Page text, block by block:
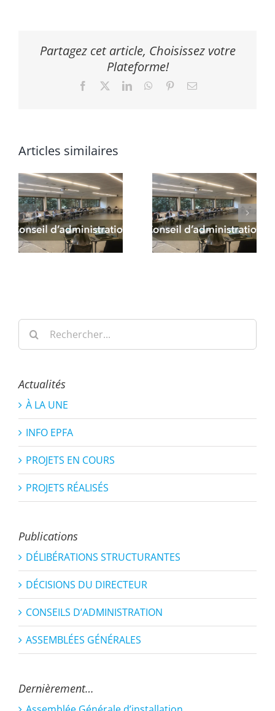
Partagez cet article, Choisissez votre
Plateforme!
Facebook LinkedInWhatsApp
PinterestEmail
Articles similaires
Rechercher:
Actualités
À LA UNE
INFO EPFA
PROJETS EN COURS
PROJETS RÉALISÉS
Publications
DÉLIBÉRATIONS STRUCTURANTES
DÉCISIONS DU DIRECTEUR
CONSEILS D’ADMINISTRATION
ASSEMBLÉES GÉNÉRALES
Dernièrement…